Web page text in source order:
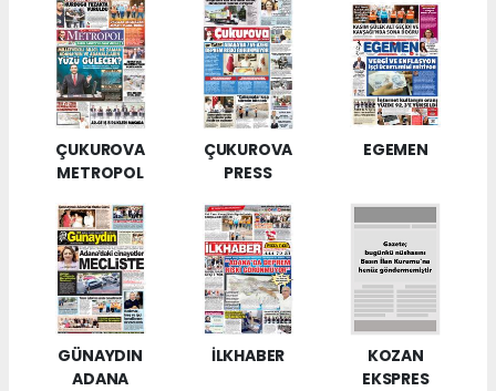
ÇUKUROVA
METROPOL
ÇUKUROVA
PRESS
EGEMEN
GÜNAYDIN
ADANA
İLKHABER
KOZAN
EKSPRES